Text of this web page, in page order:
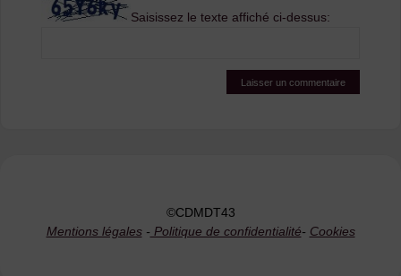
Saisissez le texte affiché ci-dessus:
©CDMDT43
Mentions légales- Politique de confidentialité- Cookies